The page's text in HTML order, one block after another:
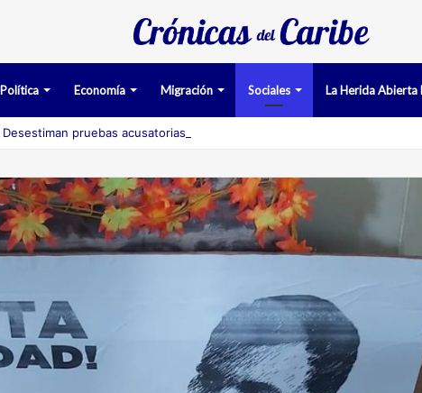
Política Economía Migración Sociales La Herida Abierta
Desestiman pruebas acusatorias contra los cinco deportados de Aruba